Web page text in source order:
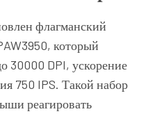
флагманский
который
30000 DPI, ускорение
750 IPS. Такой набор
реагировать